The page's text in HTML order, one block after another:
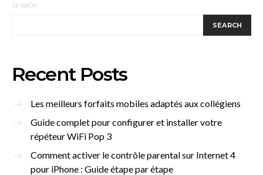
SEARCH
SEARCH
Recent Posts
Les meilleurs forfaits mobiles adaptés aux collégiens
Guide complet pour configurer et installer votre
répéteur WiFi Pop 3
Comment activer le contrôle parental sur Internet 4
pour iPhone : Guide étape par étape